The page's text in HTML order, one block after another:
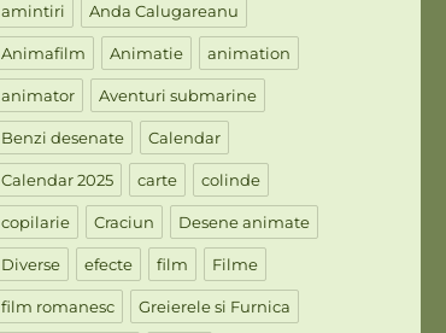
amintiri Anda Calugareanu
Animafilm Animatie animation
animator Aventuri submarine
Benzi desenate Calendar
Calendar 2025 carte colinde
copilarie Craciun Desene animate
Diverse efecte film Filme
film romanesc Greierele si Furnica